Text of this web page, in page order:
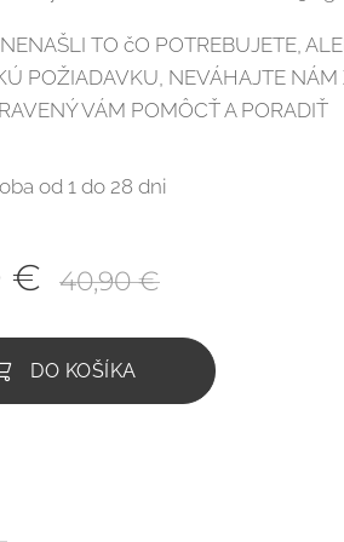
TO čO POTREBUJETE,
POŽIADAVKU, NEVÁHAJTE NÁM
VÁM POMÔCŤ A PORADIŤ
od 1 do 28 dni
€ 40,90€
DO KOŠÍKA